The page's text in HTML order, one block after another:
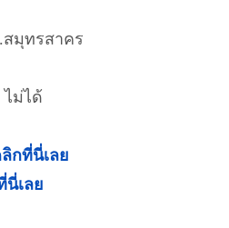
มุทรสาคร
ม่ได้
กที่นี่เลย
นี่เลย